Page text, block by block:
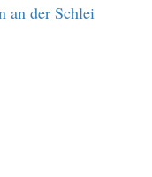
an der Schlei